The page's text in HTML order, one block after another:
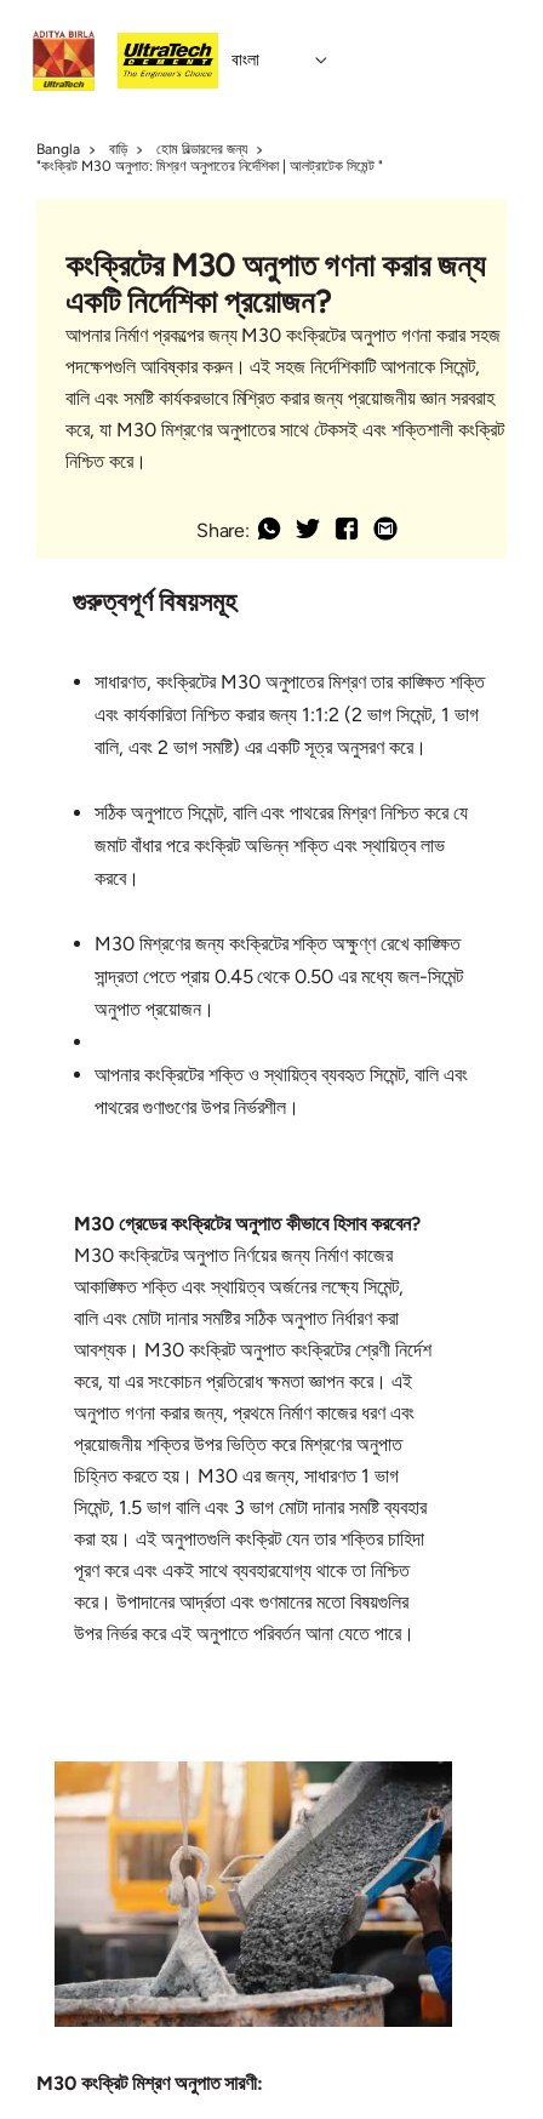
বাংলা
Bangla বাড়ি
হোম বিল্ডারদের জন্য
"কংক্রিট M30 অনুপাত: মিশ্রণ অনুপাতের নির্দেশিকা | আলট্রাটেক সিমেন্ট "
কংক্রিটের M30 অনুপাত গণনা করার জন্য
একটি নির্দেশিকা প্রয়োজন?
আপনার নির্মাণ প্রকল্পের জন্য M30 কংক্রিটের অনুপাত গণনা করার সহজ
পদক্ষেপগুলি আবিষ্কার করুন। এই সহজ নির্দেশিকাটি আপনাকে সিমেন্ট,
বালি এবং সমষ্টি কার্যকরভাবে মিশ্রিত করার জন্য প্রয়োজনীয় জ্ঞান সরবরাহ
করে, যা M30 মিশ্রণের অনুপাতের সাথে টেকসই এবং শক্তিশালী কংক্রিট
নিশ্চিত করে।
Share:
গুরুত্বপূর্ণ বিষয়সমূহ
সাধারণত, কংক্রিটের M30 অনুপাতের মিশ্রণ তার কাঙ্ক্ষিত শক্তি
এবং কার্যকারিতা নিশ্চিত করার জন্য 1:1:2 (2 ভাগ সিমেন্ট, 1 ভাগ
বালি, এবং 2 ভাগ সমষ্টি) এর একটি সূত্র অনুসরণ করে।
সঠিক অনুপাতে সিমেন্ট, বালি এবং পাথরের মিশ্রণ নিশ্চিত করে যে
জমাট বাঁধার পরে কংক্রিট অভিন্ন শক্তি এবং স্থায়িত্ব লাভ
করবে।
M30 মিশ্রণের জন্য কংক্রিটের শক্তি অক্ষুণ্ণ রেখে কাঙ্ক্ষিত
সান্দ্রতা পেতে প্রায় 0.45 থেকে 0.50 এর মধ্যে জল-সিমেন্ট
অনুপাত প্রয়োজন।
আপনার কংক্রিটের শক্তি ও স্থায়িত্ব ব্যবহৃত সিমেন্ট, বালি এবং
পাথরের গুণাগুণের উপর নির্ভরশীল।
M30 গ্রেডের কংক্রিটের অনুপাত কীভাবে হিসাব করবেন?
M30 কংক্রিটের অনুপাত নির্ণয়ের জন্য নির্মাণ কাজের
আকাঙ্ক্ষিত শক্তি এবং স্থায়িত্ব অর্জনের লক্ষ্যে সিমেন্ট,
বালি এবং মোটা দানার সমষ্টির সঠিক অনুপাত নির্ধারণ করা
আবশ্যক। M30 কংক্রিট অনুপাত কংক্রিটের শ্রেণী নির্দেশ
করে, যা এর সংকোচন প্রতিরোধ ক্ষমতা জ্ঞাপন করে। এই
অনুপাত গণনা করার জন্য, প্রথমে নির্মাণ কাজের ধরণ এবং
প্রয়োজনীয় শক্তির উপর ভিত্তি করে মিশ্রণের অনুপাত
চিহ্নিত করতে হয়। M30 এর জন্য, সাধারণত 1 ভাগ
সিমেন্ট, 1.5 ভাগ বালি এবং 3 ভাগ মোটা দানার সমষ্টি ব্যবহার
করা হয়। এই অনুপাতগুলি কংক্রিট যেন তার শক্তির চাহিদা
পূরণ করে এবং একই সাথে ব্যবহারযোগ্য থাকে তা নিশ্চিত
করে। উপাদানের আর্দ্রতা এবং গুণমানের মতো বিষয়গুলির
উপর নির্ভর করে এই অনুপাতে পরিবর্তন আনা যেতে পারে।
M30 কংক্রিট মিশ্রণ অনুপাত সারণী: